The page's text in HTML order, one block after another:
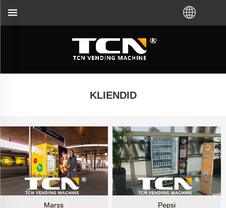
KLIENDID
Marss Pepsi
müügiautomaatide juhendamisel ja